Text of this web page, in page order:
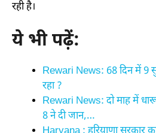
रही है।
ये भी पढ़ें:
Rewari News: 68 दिन में 9
रहा ?
Rewari News: दो माह में
8 ने दी जान,…